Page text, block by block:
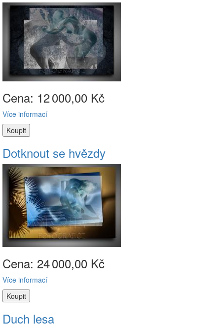
Cena: 12000,00 Kč
Více informací
Dotknout se hvězdy
Cena: 24000,00 Kč
Více informací
Duch lesa